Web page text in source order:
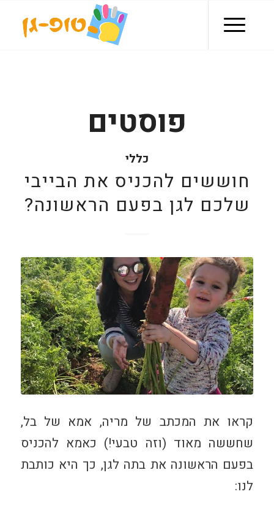
פוסטים
כללי
חוששים להכניס את הבייבי
שלכם לגן בפעם הראשונה?
קראו את המכתב של מריה, אמא של בל,
שחששה מאוד (וזה טבעי!) כאמא להכניס
בפעם הראשונה את בתה לגן, כך היא כותבת
לנו: